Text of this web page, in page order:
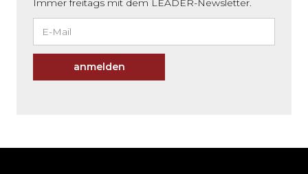
Immer freitags mit dem LEADER-Newsletter.
anmelden